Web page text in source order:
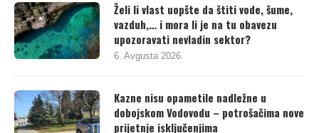
Želi li vlast uopšte da štiti vode, šume,
vazduh,… i mora li je na tu obavezu
upozoravati nevladin sektor?
6. Avgusta 2026.
Kazne nisu opametile nadležne u
dobojskom Vodovodu – potrošačima nove
prijetnje isključenjima